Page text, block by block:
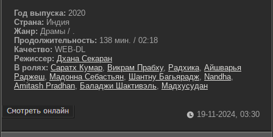
Год выпуска: 2020
Страна: Индия
Жанр: Драмы / .
Продолжительность: 138 мин. / 02:18
Качество: WEB-DL
Режиссер: Дхана Секаран
В ролях: Саратх Кумар, Викрам Прабху, Радхика, Айшварья
Раджеш, Мадонна Себастьян, Шантну Багьярадж, Nandha,
Amitash Pradhan, Баладжи Шактивэль, Мадхусудан
19-11-2024, 03:30